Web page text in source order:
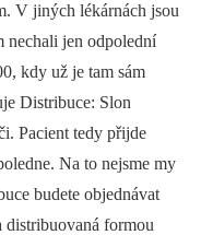
V jiných lékárnách jsou
nechali jen odpolední
kdy už je tam sám
Distribuce: Slon
Pacient tedy přijde
Na to nejsme my
budete objednávat
formou